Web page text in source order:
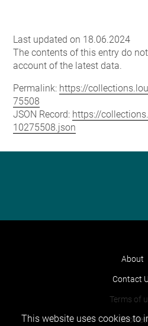
Last updated on 18.06.2024
The contents of this entry do
account of the latest data.
Permalink: https://
75508
JSON Record: https://
10275508.json
About
Contact
Terms of
Cookies
This website uses cookies to